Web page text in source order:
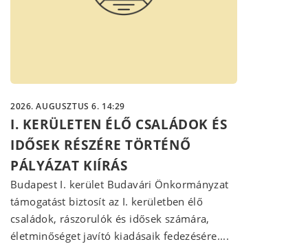
2026. AUGUSZTUS 6. 14:29
I. KERÜLETEN ÉLŐ CSALÁDOK ÉS
IDŐSEK RÉSZÉRE TÖRTÉNŐ
PÁLYÁZAT KIÍRÁS
Budapest I. kerület Budavári Önkormányzat
támogatást biztosít az I. kerületben élő
családok, rászorulók és idősek számára,
életminőséget javító kiadásaik fedezésére....